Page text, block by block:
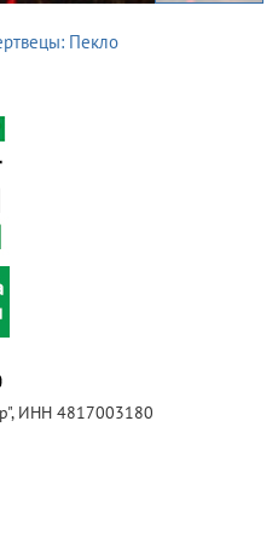
Пекло
ИНН 4817003180